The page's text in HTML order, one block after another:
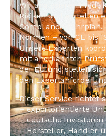
Wir analysieren
Risiken und erstellen
Compliance-
Normen – von CE bis
Unsere Experten
mit anerkannten
der EU und stellen
den
Dieser Service richtet
– exportorientierte
– deutsche
– Hersteller, Händler